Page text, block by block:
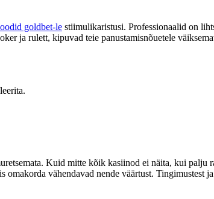
goldbet-le stiimulikaristusi. Professionaalid on
ja rulett, kipuvad teie panustamisnõuetele
Kuid mitte kõik kasiinod ei näita, kui palju
vähendavad nende väärtust. Tingimustest ja